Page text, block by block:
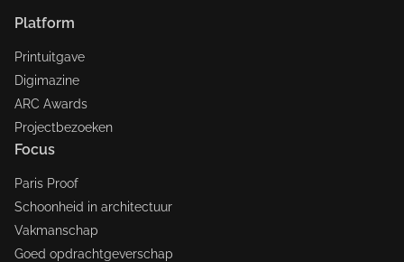
Platform
Printuitgave
Digimazine
ARC Awards
Projectbezoeken
Focus
Paris Proof
Schoonheid in architectuur
Vakmanschap
Goed opdrachtgeverschap